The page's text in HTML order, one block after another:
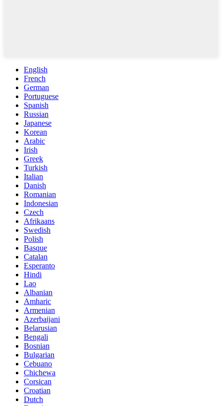
English
French
German
Portuguese
Spanish
Russian
Japanese
Korean
Arabic
Irish
Greek
Turkish
Italian
Danish
Romanian
Indonesian
Czech
Afrikaans
Swedish
Polish
Basque
Catalan
Esperanto
Hindi
Lao
Albanian
Amharic
Armenian
Azerbaijani
Belarusian
Bengali
Bosnian
Bulgarian
Cebuano
Chichewa
Corsican
Croatian
Dutch